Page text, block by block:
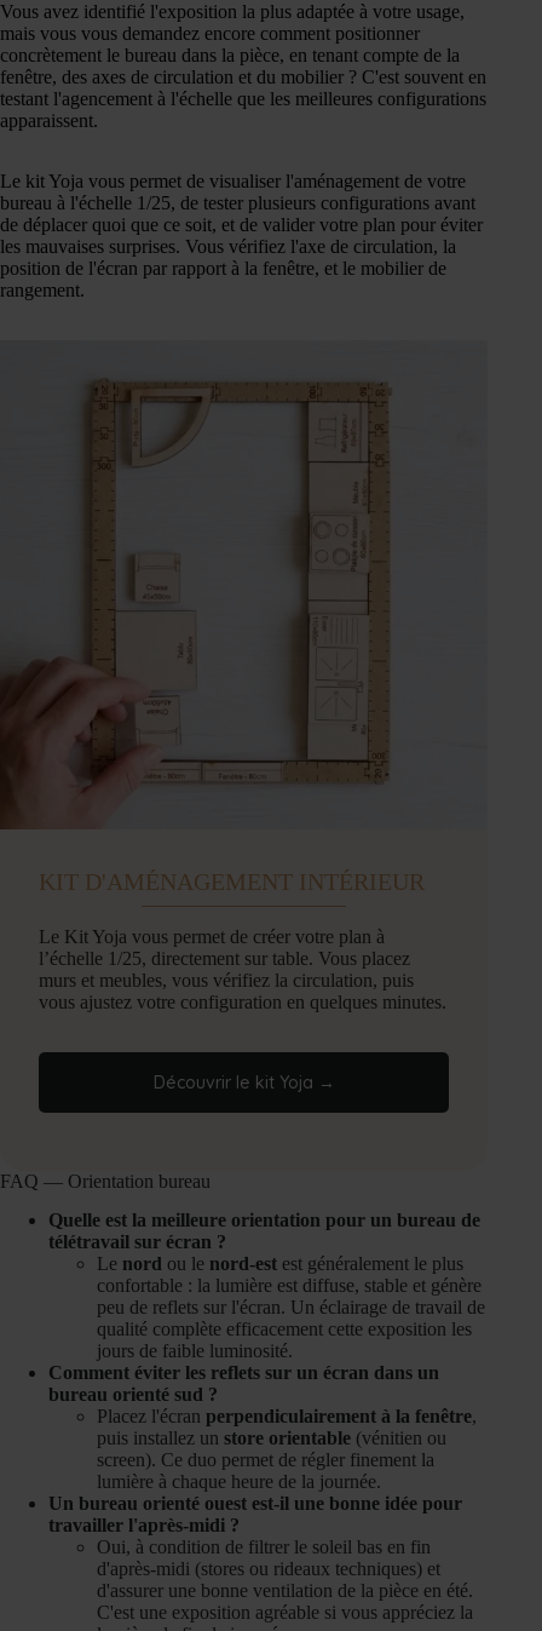
Vous avez identifié l'exposition la plus adaptée à votre usage,
mais vous vous demandez encore comment positionner
concrètement le bureau dans la pièce, en tenant compte de la
fenêtre, des axes de circulation et du mobilier ? C'est souvent en
testant l'agencement à l'échelle que les meilleures configurations
apparaissent.
Le kit Yoja vous permet de visualiser l'aménagement de votre
bureau à l'échelle 1/25, de tester plusieurs configurations avant
de déplacer quoi que ce soit, et de valider votre plan pour éviter
les mauvaises surprises. Vous vérifiez l'axe de circulation, la
position de l'écran par rapport à la fenêtre, et le mobilier de
rangement.
KIT D'AMÉNAGEMENT INTÉRIEUR
Le Kit Yoja vous permet de créer votre plan à
l’échelle 1/25, directement sur table. Vous placez
murs et meubles, vous vérifiez la circulation, puis
vous ajustez votre configuration en quelques minutes.
Découvrir le kit Yoja →
FAQ — Orientation bureau
Quelle est la meilleure orientation pour un bureau de
télétravail sur écran ?
Le nord ou le nord-est est généralement le plus
confortable : la lumière est diffuse, stable et génère
peu de reflets sur l'écran. Un éclairage de travail de
qualité complète efficacement cette exposition les
jours de faible luminosité.
Comment éviter les reflets sur un écran dans un
bureau orienté sud ?
Placez l'écran perpendiculairement à la fenêtre,
puis installez un store orientable (vénitien ou
screen). Ce duo permet de régler finement la
lumière à chaque heure de la journée.
Un bureau orienté ouest est-il une bonne idée pour
travailler l'après-midi ?
Oui, à condition de filtrer le soleil bas en fin
d'après-midi (stores ou rideaux techniques) et
d'assurer une bonne ventilation de la pièce en été.
C'est une exposition agréable si vous appréciez la